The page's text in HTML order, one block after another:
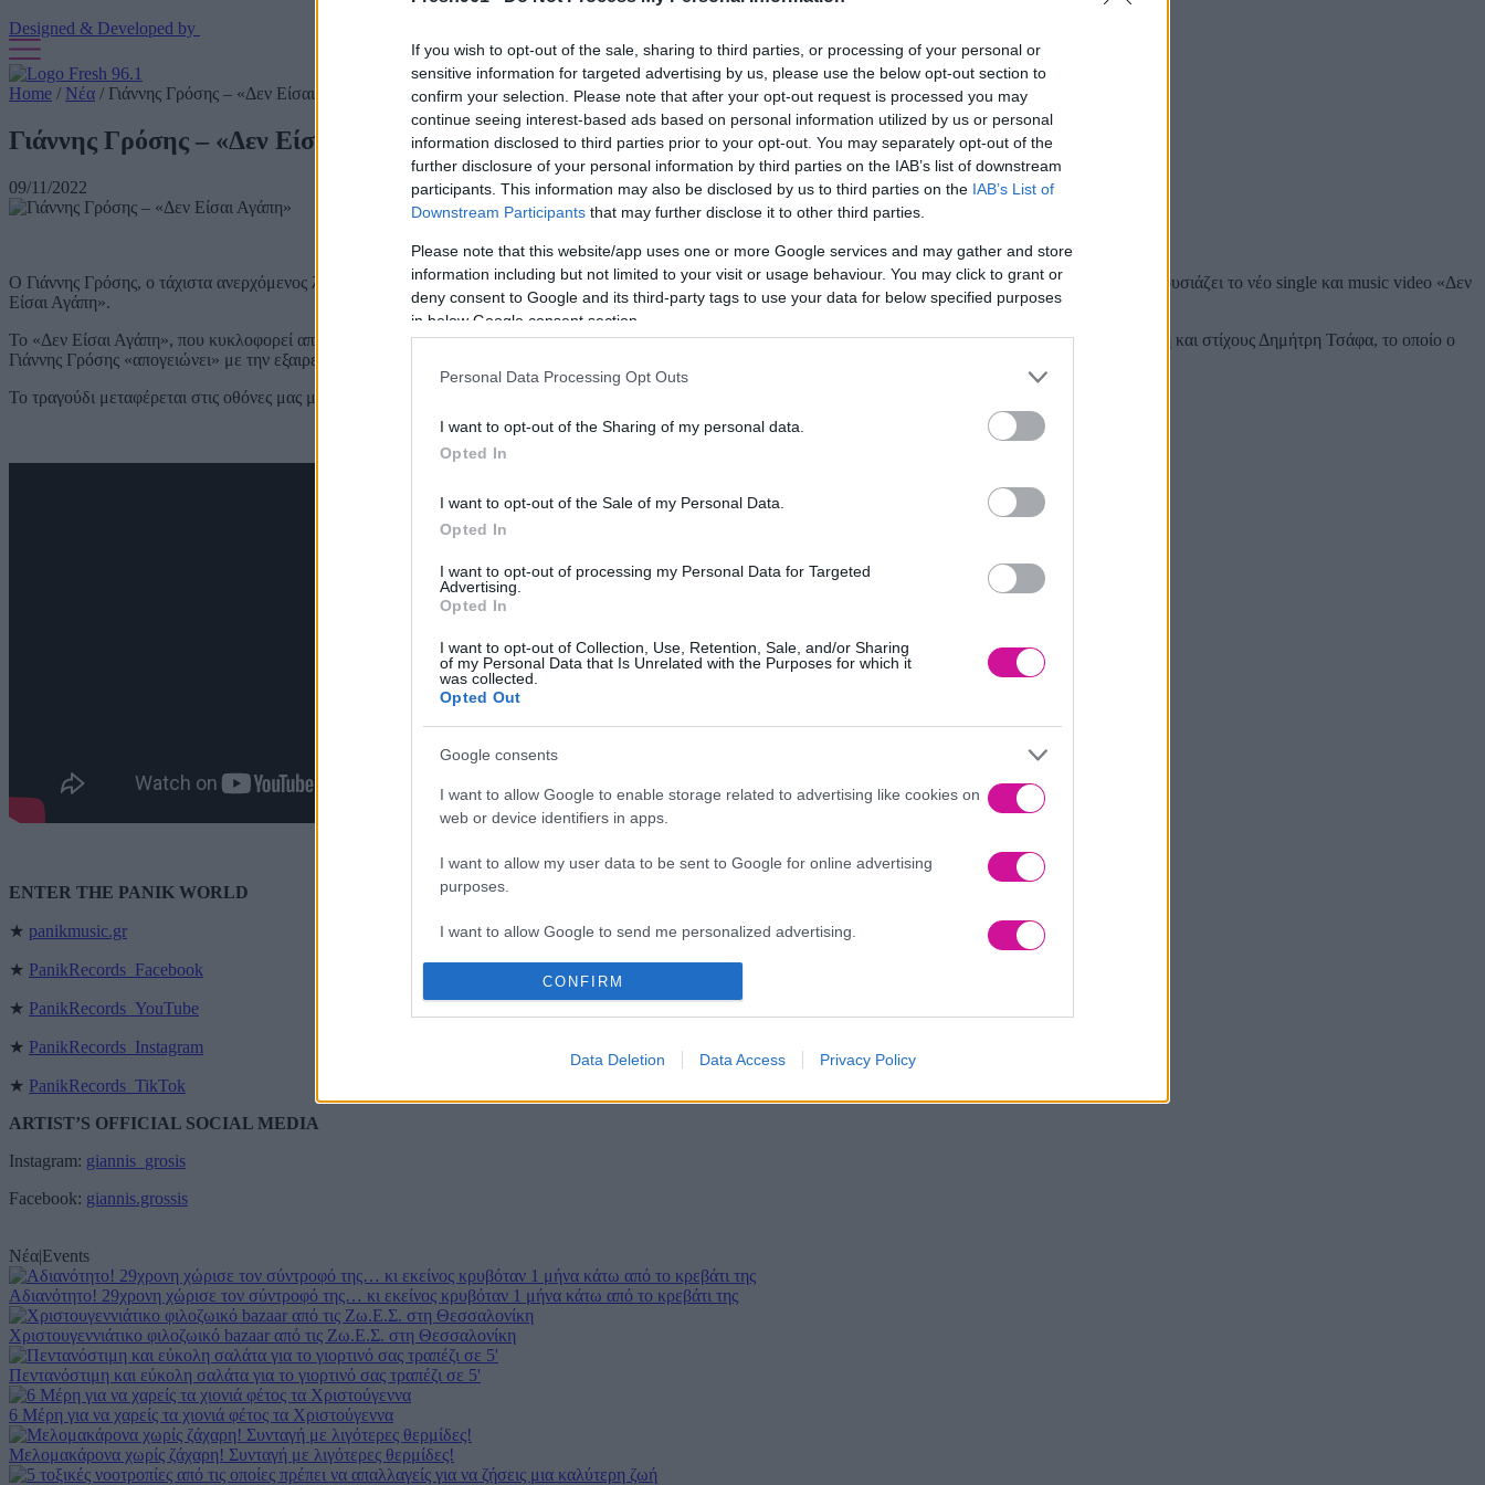
If you wish to opt-out of the sale, sharing to third parties, or processing of your personal or
sensitive information for targeted advertising by us, please use the below opt-out section to
confirm your selection. Please note that after your opt-out request is processed you may
continue seeing interest-based ads based on personal information utilized by us or personal
information disclosed to third parties prior to your opt-out. You may separately opt-out of the
further disclosure of your personal information by third parties on the IAB’s list of downstream
participants. This information may also be disclosed by us to third parties on the IAB’s List of
Downstream Participants that may further disclose it to other third parties.
Please note that this website/app uses one or more Google services and may gather and store
information including but not limited to your visit or usage behaviour. You may click to grant or
deny consent to Google and its third-party tags to use your data for below specified purposes
in below Google consent section.
Personal Data Processing Opt Outs
I want to opt-out of the Sharing of my personal data.
Opted In
I want to opt-out of the Sale of my Personal Data.
Opted In
I want to opt-out of processing my Personal Data for Targeted
Advertising.
Opted In
I want to opt-out of Collection, Use, Retention, Sale, and/or Sharing
of my Personal Data that Is Unrelated with the Purposes for which it
was collected.
Opted Out
Google consents
I want to allow Google to enable storage related to advertising like cookies on
web or device identifiers in apps.
I want to allow my user data to be sent to Google for online advertising
purposes.
I want to allow Google to send me personalized advertising.
I want to allow Google to enable storage related to analytics like cookies on
I want to allow Google to enable storage related to functionality of the website
CONFIRM
Data Deletion Data Access Privacy Policy
Designed & Developed by
Home / Νέα / Γιάννης Γρόσης – «Δεν Είσαι Αγάπη»
Γιάννης Γρόσης – «Δεν Είσαι Αγάπη»
09/11/2022
Ο Γιάννης Γρόσης, ο τάχιστα ανερχόμενος λαϊκός τραγουδιστής, συνεχίζει τα ξεχωριστά δισκογραφικά του βήματα, τα οποία έχουν κερδίσει τις εντυπώσεις και παρουσιάζει το νέο single και music video «Δεν
Είσαι Αγάπη».
Το «Δεν Είσαι Αγάπη», που κυκλοφορεί από την Panik Platinum, είναι ένα δυναμικό λαϊκό τραγούδι που σίγουρα θα αγαπηθεί πολύ, σε μουσική Βασίλη Γαβριηλίδη και στίχους Δημήτρη Τσάφα, το οποίο ο
Γιάννης Γρόσης «απογειώνει» με την εξαιρετική χροιά του.
Το τραγούδι μεταφέρεται στις οθόνες μας μέσα από ένα κινηματογραφικής αισθητικής music video, που σκηνοθέτησε ο Danny Ntarlas.
ENTER THE PANIK WORLD
★ panikmusic.gr
★ PanikRecords_Facebook
★ PanikRecords_YouTube
★ PanikRecords_Instagram
★ PanikRecords_TikTok
ARTIST’S OFFICIAL SOCIAL MEDIA
Instagram: giannis_grosis
Facebook: giannis.grossis
Νέα|Events
Αδιανότητο! 29χρονη χώρισε τον σύντροφό της… κι εκείνος κρυβόταν 1 μήνα κάτω από το κρεβάτι της
Χριστουγεννιάτικο φιλοζωικό bazaar από τις Ζω.Ε.Σ. στη Θεσσαλονίκη
Πεντανόστιμη και εύκολη σαλάτα για το γιορτινό σας τραπέζι σε 5'
6 Μέρη για να χαρείς τα χιονιά φέτος τα Χριστούγεννα
Μελομακάρονα χωρίς ζάχαρη! Συνταγή με λιγότερες θερμίδες!